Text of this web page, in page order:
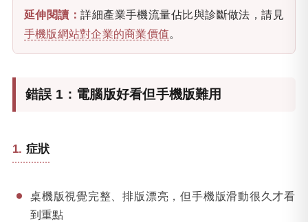
延伸閱讀：詳細產業手機流量佔比與診斷做法，請見
手機版網站對企業的商業價值。
錯誤 1：電腦版好看但手機版難用
症狀
桌機版視覺完整、排版漂亮，但手機版滑動很久才看
到重點